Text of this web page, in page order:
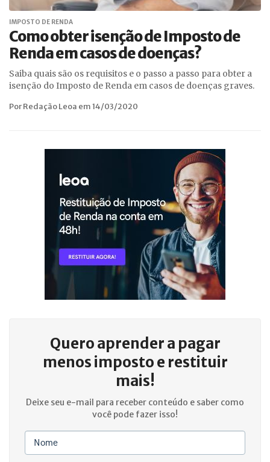
IMPOSTO DE RENDA
Como obter isenção de Imposto de
Renda em casos de doenças?
Saiba quais são os requisitos e o passo a passo para obter a
isenção do Imposto de Renda em casos de doenças graves.
Por Redação Leoa em 14/03/2020
Quero aprender a pagar
menos imposto e restituir
mais!
Deixe seu e-mail para receber conteúdo e saber como
você pode fazer isso!
Nome